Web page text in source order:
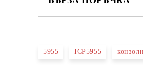
5955 ICP5955